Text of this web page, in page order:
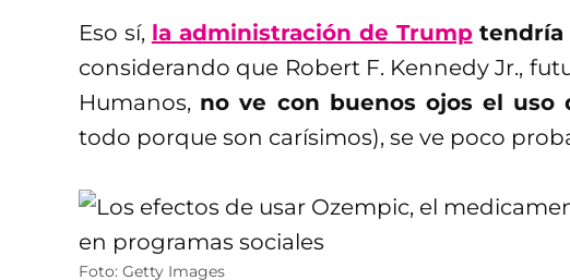
Eso sí, la administración de Trumptendría
considerando que Robert F. Kennedy Jr.,
Humanos, no ve con buenos ojos el uso
todo porque son carísimos), se ve poco
Foto: Getty Images